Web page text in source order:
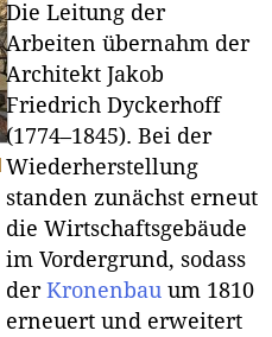
Die Leitung der
Arbeiten übernahm der
Architekt Jakob
Friedrich Dyckerhoff
(1774–1845). Bei der
Wiederherstellung
standen zunächst erneut
die Wirtschaftsgebäude
im Vordergrund, sodass
der Kronenbau um 1810
erneuert und erweitert